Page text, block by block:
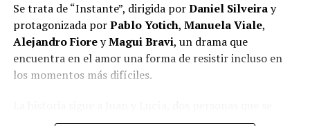
Se trata de “Instante”, dirigida porDaniel Silveiray
protagonizada porPablo Yotich, Manuela Viale,
Alejandro FioreyMagui Bravi, un drama que
encuentra en el amor una forma de resistir incluso en
los momentos más difíciles.
conocen durante un tratamiento oncológico. Ambos